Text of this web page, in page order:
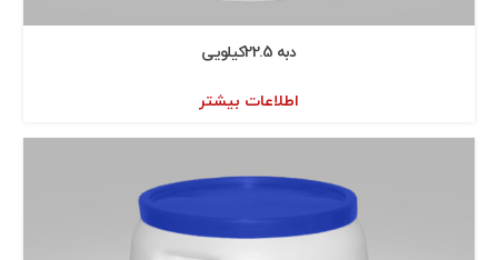
دبه 22.5كيلویی
اطلاعات بیشتر